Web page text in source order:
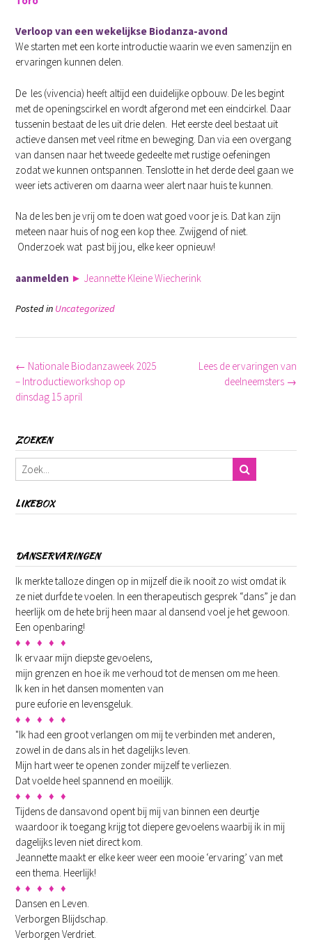
Verloop van een wekelijkse Biodanza-avond
We starten met een korte introductie waarin we even samenzijn en
ervaringen kunnen delen.
De les (vivencia) heeft altijd een duidelijke opbouw. De les begint
met de openingscirkel en wordt afgerond met een eindcirkel. Daar
tussenin bestaat de les uit drie delen. Het eerste deel bestaat uit
actieve dansen met veel ritme en beweging. Dan via een overgang
van dansen naar het tweede gedeelte met rustige oefeningen
zodat we kunnen ontspannen. Tenslotte in het derde deel gaan we
weer iets activeren om daarna weer alert naar huis te kunnen.
Na de les ben je vrij om te doen wat goed voor je is. Dat kan zijn
meteen naar huis of nog een kop thee. Zwijgend of niet.
Onderzoek wat past bij jou, elke keer opnieuw!
aanmelden ► Jeannette Kleine Wiecherink
Posted in Uncategorized
Post
navigation
Lees de ervaringen van
deelneemsters →
← Nationale Biodanzaweek 2025
– Introductieworkshop op
dinsdag 15 april
ZOEKEN
LIKEBOX
DANSERVARINGEN
Ik merkte talloze dingen op in mijzelf die ik nooit zo wist omdat ik
ze niet durfde te voelen. In een therapeutisch gesprek “dans” je dan
heerlijk om de hete brij heen maar al dansend voel je het gewoon.
Een openbaring!
♦ ♦ ♦ ♦ ♦
Ik ervaar mijn diepste gevoelens,
mijn grenzen en hoe ik me verhoud tot de mensen om me heen.
Ik ken in het dansen momenten van
pure euforie en levensgeluk.
♦ ♦ ♦ ♦ ♦
"Ik had een groot verlangen om mij te verbinden met anderen,
zowel in de dans als in het dagelijks leven.
Mijn hart weer te openen zonder mijzelf te verliezen.
Dat voelde heel spannend en moeilijk.
♦ ♦ ♦ ♦ ♦
Tijdens de dansavond opent bij mij van binnen een deurtje
waardoor ik toegang krijg tot diepere gevoelens waarbij ik in mij
dagelijks leven niet direct kom.
Jeannette maakt er elke keer weer een mooie ‘ervaring’ van met
een thema. Heerlijk!
♦ ♦ ♦ ♦ ♦
Dansen en Leven.
Verborgen Blijdschap.
Verborgen Verdriet.